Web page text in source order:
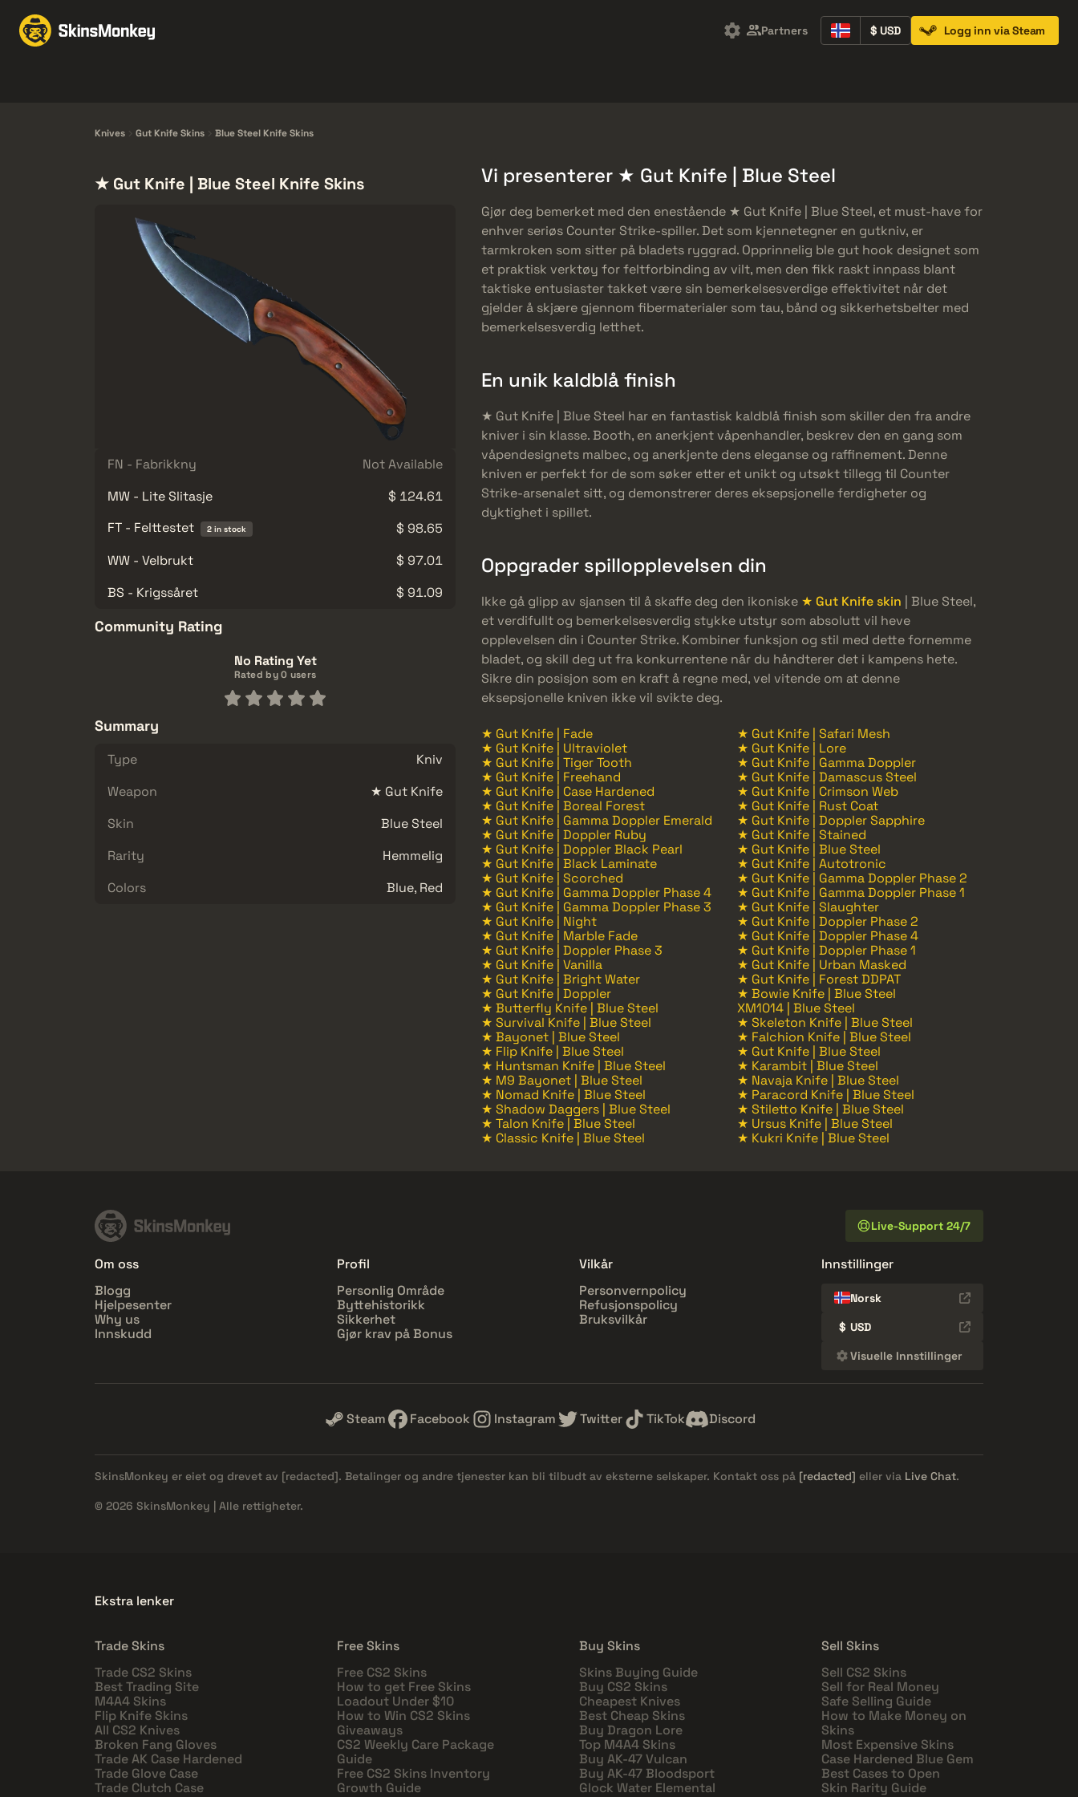
Partners $ USD Logg inn via Steam
Knives Gut Knife Skins Blue Steel Knife Skins
★ Gut Knife | Blue Steel Knife Skins
FN - Fabrikkny
Not Available
MW - Lite Slitasje
$ 124.61
FT - Felttestet
2 in stock
$ 98.65
WW - Velbrukt
$ 97.01
BS - Krigssåret
$ 91.09
Community Rating
No Rating Yet
Rated by 0 users
Summary
Type
Kniv
Weapon
★ Gut Knife
Skin
Blue Steel
Rarity
Hemmelig
Colors
Blue, Red
Vi presenterer ★ Gut Knife | Blue Steel
Gjør deg bemerket med den enestående ★ Gut Knife | Blue Steel, et must-have for
enhver seriøs Counter Strike-spiller. Det som kjennetegner en gutkniv, er
tarmkroken som sitter på bladets ryggrad. Opprinnelig ble gut hook designet som
et praktisk verktøy for feltforbinding av vilt, men den fikk raskt innpass blant
taktiske entusiaster takket være sin bemerkelsesverdige effektivitet når det
gjelder å skjære gjennom fibermaterialer som tau, bånd og sikkerhetsbelter med
bemerkelsesverdig letthet.
En unik kaldblå finish
★ Gut Knife | Blue Steel har en fantastisk kaldblå finish som skiller den fra andre
kniver i sin klasse. Booth, en anerkjent våpenhandler, beskrev den en gang som
våpendesignets malbec, og anerkjente dens eleganse og raffinement. Denne
kniven er perfekt for de som søker etter et unikt og utsøkt tillegg til Counter
Strike-arsenalet sitt, og demonstrerer deres eksepsjonelle ferdigheter og
dyktighet i spillet.
Oppgrader spillopplevelsen din
Ikke gå glipp av sjansen til å skaffe deg den ikoniske ★ Gut Knife skin | Blue Steel,
et verdifullt og bemerkelsesverdig stykke utstyr som absolutt vil heve
opplevelsen din i Counter Strike. Kombiner funksjon og stil med dette fornemme
bladet, og skill deg ut fra konkurrentene når du håndterer det i kampens hete.
Sikre din posisjon som en kraft å regne med, vel vitende om at denne
eksepsjonelle kniven ikke vil svikte deg.
★ Gut Knife | Fade
★ Gut Knife | Safari Mesh
★ Gut Knife | Ultraviolet
★ Gut Knife | Lore
★ Gut Knife | Tiger Tooth
★ Gut Knife | Gamma Doppler
★ Gut Knife | Freehand
★ Gut Knife | Damascus Steel
★ Gut Knife | Case Hardened
★ Gut Knife | Crimson Web
★ Gut Knife | Boreal Forest
★ Gut Knife | Rust Coat
★ Gut Knife | Gamma Doppler Emerald
★ Gut Knife | Doppler Sapphire
★ Gut Knife | Doppler Ruby
★ Gut Knife | Stained
★ Gut Knife | Doppler Black Pearl
★ Gut Knife | Blue Steel
★ Gut Knife | Black Laminate
★ Gut Knife | Autotronic
★ Gut Knife | Scorched
★ Gut Knife | Gamma Doppler Phase 2
★ Gut Knife | Gamma Doppler Phase 4
★ Gut Knife | Gamma Doppler Phase 1
★ Gut Knife | Gamma Doppler Phase 3
★ Gut Knife | Slaughter
★ Gut Knife | Night
★ Gut Knife | Doppler Phase 2
★ Gut Knife | Marble Fade
★ Gut Knife | Doppler Phase 4
★ Gut Knife | Doppler Phase 3
★ Gut Knife | Doppler Phase 1
★ Gut Knife | Vanilla
★ Gut Knife | Urban Masked
★ Gut Knife | Bright Water
★ Gut Knife | Forest DDPAT
★ Gut Knife | Doppler
★ Bowie Knife | Blue Steel
★ Butterfly Knife | Blue Steel
XM1014 | Blue Steel
★ Survival Knife | Blue Steel
★ Skeleton Knife | Blue Steel
★ Bayonet | Blue Steel
★ Falchion Knife | Blue Steel
★ Flip Knife | Blue Steel
★ Gut Knife | Blue Steel
★ Huntsman Knife | Blue Steel
★ Karambit | Blue Steel
★ M9 Bayonet | Blue Steel
★ Navaja Knife | Blue Steel
★ Nomad Knife | Blue Steel
★ Paracord Knife | Blue Steel
★ Shadow Daggers | Blue Steel
★ Stiletto Knife | Blue Steel
★ Talon Knife | Blue Steel
★ Ursus Knife | Blue Steel
★ Classic Knife | Blue Steel
★ Kukri Knife | Blue Steel
Live-Support 24/7
Om oss
Blogg
Hjelpesenter
Why us
Innskudd
Profil
Personlig Område
Byttehistorikk
Sikkerhet
Gjør krav på Bonus
Vilkår
Personvernpolicy
Refusjonspolicy
Bruksvilkår
Innstillinger
Norsk
$ USD
Visuelle Innstillinger
Steam Facebook Instagram Twitter TikTok Discord
SkinsMonkey er eiet og drevet av [redacted]. Betalinger og andre tjenester kan bli tilbudt av eksterne selskaper. Kontakt oss på [redacted] eller via Live Chat.
© 2026 SkinsMonkey | Alle rettigheter.
Ekstra lenker
Trade Skins
Trade CS2 Skins
Best Trading Site
M4A4 Skins
Flip Knife Skins
All CS2 Knives
Broken Fang Gloves
Trade AK Case Hardened
Trade Glove Case
Trade Clutch Case
Free Skins
Free CS2 Skins
How to get Free Skins
Loadout Under $10
How to Win CS2 Skins
Giveaways
CS2 Weekly Care Package
Guide
Free CS2 Skins Inventory
Growth Guide
Buy Skins
Skins Buying Guide
Buy CS2 Skins
Cheapest Knives
Best Cheap Skins
Buy Dragon Lore
Top M4A4 Skins
Buy AK-47 Vulcan
Buy AK-47 Bloodsport
Glock Water Elemental
Sell Skins
Sell CS2 Skins
Sell for Real Money
Safe Selling Guide
How to Make Money on
Skins
Most Expensive Skins
Case Hardened Blue Gem
Best Cases to Open
Skin Rarity Guide